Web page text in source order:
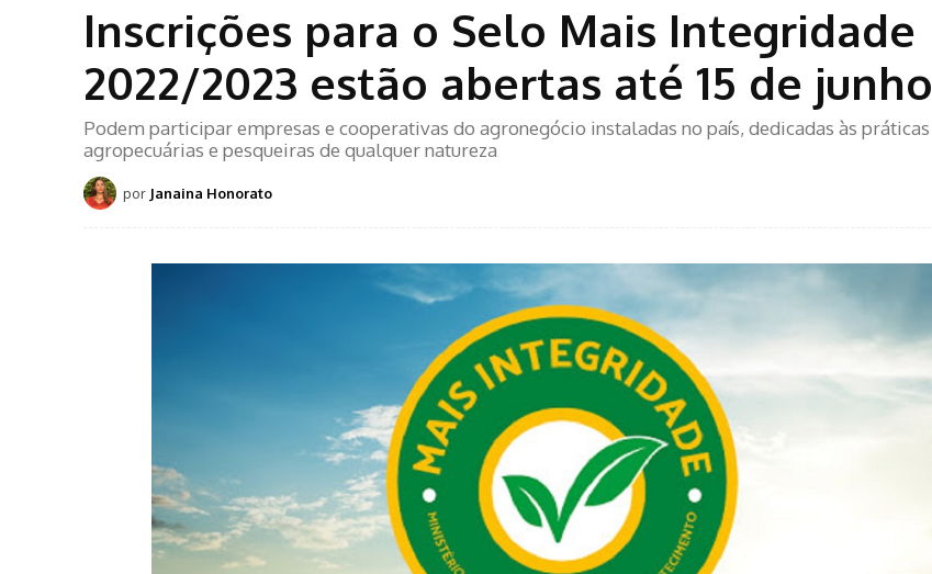
Inscrições para o Selo Mais Integridade
2022/2023 estão abertas até 15 de junho
Podem participar empresas e cooperativas do agronegócio instaladas no país, dedicadas às práticas
agropecuárias e pesqueiras de qualquer natureza
por Janaina Honorato